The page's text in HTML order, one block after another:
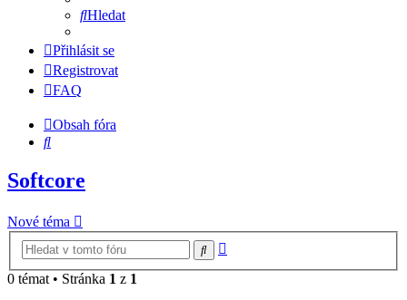
Hledat
Přihlásit se
Registrovat
FAQ
Obsah fóra
Hledat
Softcore
Nové téma
Hledat
0 témat • Stránka 1 z 1